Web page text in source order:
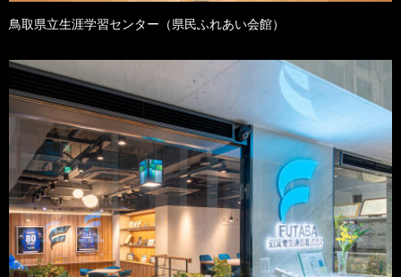
鳥取県立生涯学習センター（県民ふれあい会館）